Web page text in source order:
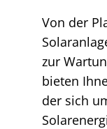
Von der
zur
bieten
der sich